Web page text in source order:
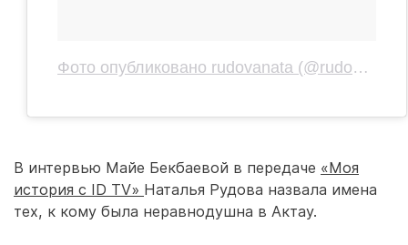
Фото опубликовано rudovanata (@rudovanata)
В интервью Майе Бекбаевой в передаче «Моя
история с ID TV» Наталья Рудова назвала имена
тех, к кому была неравнодушна в Актау.